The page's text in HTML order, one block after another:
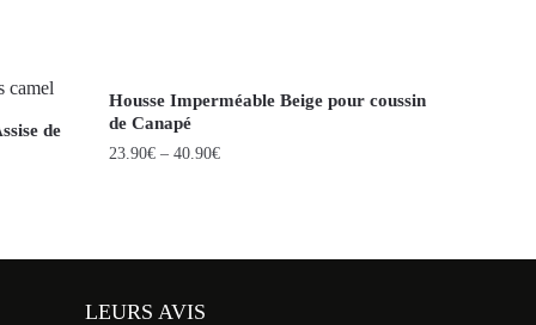
de
Housse Imperméable Beige pour coussin
de Canapé
23.90€– 40.90€
LEURS AVIS